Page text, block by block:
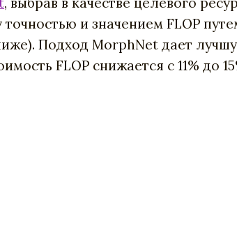
и значением FLOP
Подход MorphNet дает
FLOP снижается с 11% до